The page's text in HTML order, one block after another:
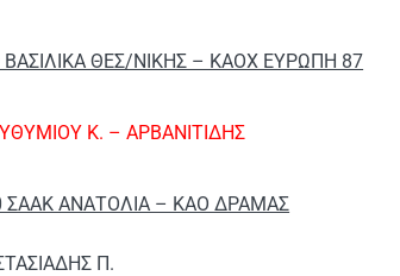
ΘΕΣ/ΝΙΚΗΣ – ΚΑΟΧ ΕΥΡΩΠΗ 87
Κ. – ΑΡΒΑΝΙΤΙΔΗΣ
ΣΑΑΚ ΑΝΑΤΟΛΙΑ – ΚΑΟ ΔΡΑΜΑΣ
Π.